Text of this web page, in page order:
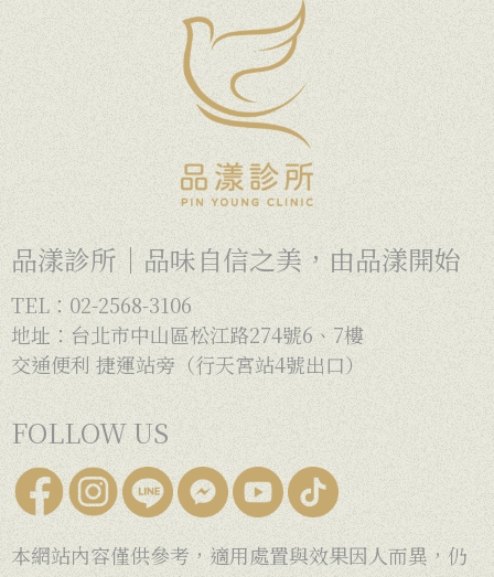
品漾診所｜品味自信之美，由品漾開始
TEL：02-2568-3106
地址：台北市中山區松江路274號6、7樓
交通便利 捷運站旁（行天宮站4號出口）
FOLLOW US
本網站內容僅供參考，適用處置與效果因人而異，仍